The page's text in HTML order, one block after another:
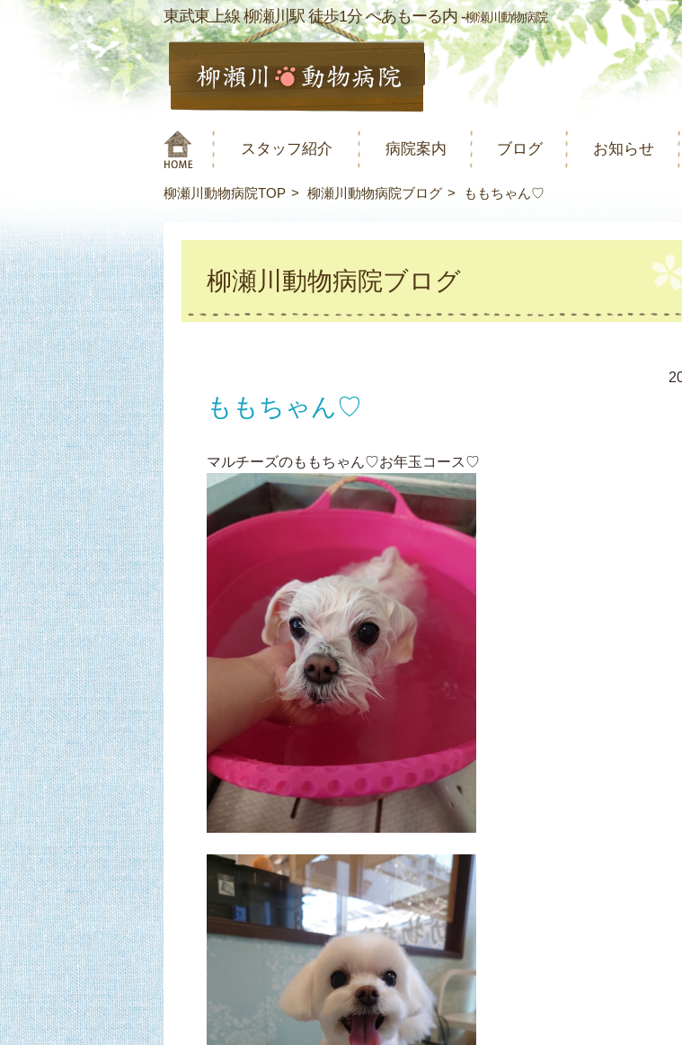
東武東上線 柳瀬川駅 徒歩1分 ぺあもーる内 -柳瀬川動物病院
スタッフ紹介 病院案内 ブログ お知らせ
柳瀬川動物病院TOP 柳瀬川動物病院ブログ ももちゃん♡
柳瀬川動物病院ブログ
ももちゃん♡
マルチーズのももちゃん♡お年玉コース♡